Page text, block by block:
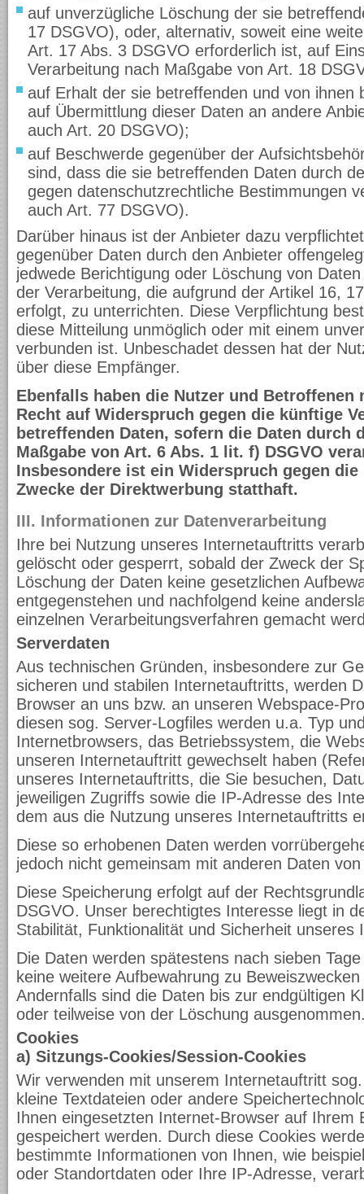
auf unverzügliche Löschung der sie
17 DSGVO), oder, alternativ, soweit eine
Art. 17 Abs. 3 DSGVO erforderlich ist, auf
Verarbeitung nach Maßgabe von Art. 18
auf Erhalt der sie betreffenden und von ihnen
auf Übermittlung dieser Daten an andere
auch Art. 20 DSGVO);
auf Beschwerde gegenüber der
sind, dass die sie betreffenden Daten durch
gegen datenschutzrechtliche Bestimmungen
auch Art. 77 DSGVO).
Darüber hinaus ist der Anbieter dazu
gegenüber Daten durch den Anbieter
jedwede Berichtigung oder Löschung von
der Verarbeitung, die aufgrund der Artikel 16,
erfolgt, zu unterrichten. Diese Verpflichtung
diese Mitteilung unmöglich oder mit einem
verbunden ist. Unbeschadet dessen hat der
über diese Empfänger.
Ebenfalls haben die Nutzer und Betroffenen
Recht auf Widerspruch gegen die künftige
betreffenden Daten, sofern die Daten durch
Maßgabe von Art. 6 Abs. 1 lit. f) DSGVO
Insbesondere ist ein Widerspruch gegen
Zwecke der Direktwerbung statthaft.
III. Informationen zur Datenverarbeitung
Ihre bei Nutzung unseres Internetauftritts
gelöscht oder gesperrt, sobald der Zweck der
Löschung der Daten keine gesetzlichen
entgegenstehen und nachfolgend keine
einzelnen Verarbeitungsverfahren gemacht
Serverdaten
Aus technischen Gründen, insbesondere zur
sicheren und stabilen Internetauftritts, werden
Browser an uns bzw. an unseren Webspace-
diesen sog. Server-Logfiles werden u.a. Typ
Internetbrowsers, das Betriebssystem, die
unseren Internetauftritt gewechselt haben
unseres Internetauftritts, die Sie besuchen,
jeweiligen Zugriffs sowie die IP-Adresse des
dem aus die Nutzung unseres Internetauftritts
Diese so erhobenen Daten werden
jedoch nicht gemeinsam mit anderen Daten
Diese Speicherung erfolgt auf der
DSGVO. Unser berechtigtes Interesse liegt in
Stabilität, Funktionalität und Sicherheit unseres
Die Daten werden spätestens nach sieben
keine weitere Aufbewahrung zu
Andernfalls sind die Daten bis zur endgültigen
oder teilweise von der Löschung
Cookies
a) Sitzungs-Cookies/Session-Cookies
Wir verwenden mit unserem Internetauftritt
kleine Textdateien oder andere
Ihnen eingesetzten Internet-Browser auf Ihrem
gespeichert werden. Durch diese Cookies
bestimmte Informationen von Ihnen, wie
oder Standortdaten oder Ihre IP-Adresse,